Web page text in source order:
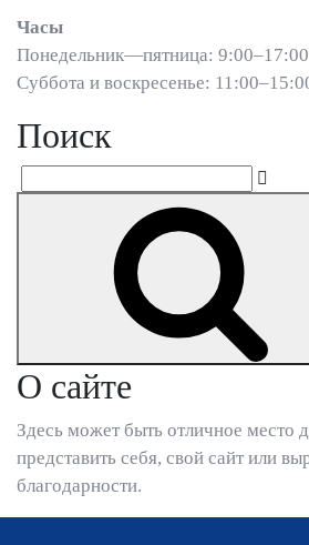
Часы
Понедельник—пятница: 9:00–17:00
Суббота и воскресенье:
Поиск
Suchen
О сайте
Здесь может быть отличное место
представить себя, свой сайт или
благодарности.